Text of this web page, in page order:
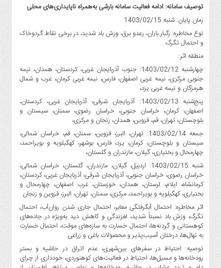
توصیف سامانه: ادامه فعالیت سامانه بارشی به‌همراه ناپایداری‌های محلی
زمان پایان: شنبه 1403/02/15
نوع مخاطره: رگبار باران، رعدو برق، وزش باد شدید، در برخی نقاط گردوخاک
و احتمال تگرگ
منطقه اثر:
چهارشنبه 1403/02/12: جنوب آذربایجان غربی، کردستان، همدان، نیمه
جنوبی مرکزی، نیمه غربی اصفهان، فارس، نیمه غربی کرمان، غرب و شمال
هرمزگان و نیمه غربی یزد،
پنج‌شنبه 1403/02/13: آذربایجان شرقی، آذربایجان غربی، کردستان،
اصفهان، کرمان، خراسان جنوبی، خراسان رضوی، سمنان، سیستان و
بلوچستان، تهران، قم، قزوین، همدان، زنجان و مرکزی،
جمعه 1403/02/14: تهران، البرز، قزوین، سمنان، قم، خراسان شمالی،
سیستان و بلوچستان، کرمان، یزد، فارس، بوشهر، کهگیلویه و بویراحمد،
چهارمحال و بختیاری، گیلان، مازندران و گلستان،
شنبه 1403/02/15: اردبیل، گیلان، مازندران، گلستان، خراسان شمالی،
خراسان رضوی، خراسان جنوبی، آذربایجان شرقی، آذربایجان غربی، کردستان،
کرمانشاه، ایلام، لرستان، همدان، خوزستان، غرب اصفهان، چهارمحال و
بختیاری، کهگیلویه و بویراحمد، مرکزی، سمنان، تهران، البرز، قزوین و زنجان
اثر مخاطره: احتمال آبگرفتگی معابر، احتمال جاری شدن روان‌آب، احتمال
تگرگ، وزش باد نسبتاً شدید، لغزندگی و کاهش دید به‌ویژه در جاده‌های
کوهستانی و گردنه‌ها، احتمال خسارت به سازه‌های موقت، احتمال خسارت
به نهال‌ها، درختان آسیب‌پذیر و محصولات باغی و زراعی
توصیه: احتیاط در سفرهای بین‌شهری، عدم اتراق در حاشیه و بستر
رودخانه‌ها و مسیل‌ها، احتیاط در فعالیت‌های کوهنوردی، خودداری از چرای